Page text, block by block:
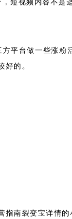
平台做一些涨粉
的。
指南裂变宝详情的